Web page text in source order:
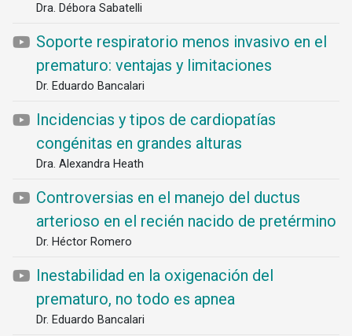
Dra. Débora Sabatelli
Soporte respiratorio menos invasivo en el
prematuro: ventajas y limitaciones
Dr. Eduardo Bancalari
Incidencias y tipos de cardiopatías
congénitas en grandes alturas
Dra. Alexandra Heath
Controversias en el manejo del ductus
arterioso en el recién nacido de pretérmino
Dr. Héctor Romero
Inestabilidad en la oxigenación del
prematuro, no todo es apnea
Dr. Eduardo Bancalari